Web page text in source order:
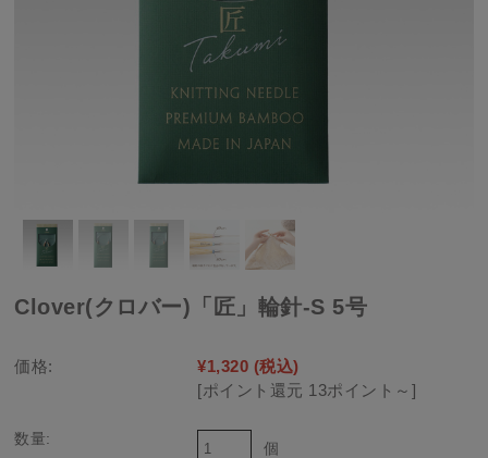
Clover(クロバー)「匠」輪針-S 5号
価格: ¥1,320 (税込)
[ポイント還元 13ポイント～]
数量:
個